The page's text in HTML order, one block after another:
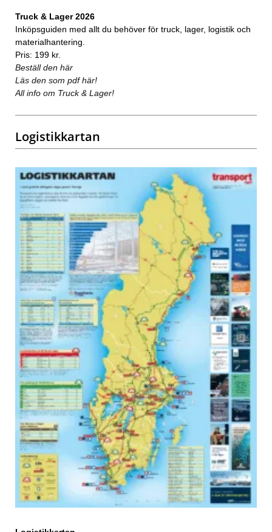
Truck & Lager 2026
Inköpsguiden med allt du behöver för truck, lager, logistik och
materialhantering.
Pris: 199 kr.
Beställ den här
Läs den som pdf här!
All info om Truck & Lager!
Logistikkartan